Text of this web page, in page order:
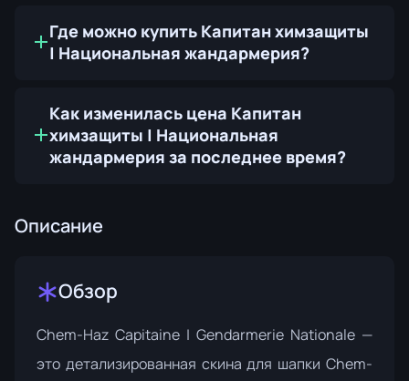
Где можно купить Капитан химзащиты
| Национальная жандармерия?
Как изменилась цена Капитан
химзащиты | Национальная
жандармерия за последнее время?
Описание
Обзор
Chem-Haz Capitaine | Gendarmerie Nationale —
это детализированная скина для шапки Chem-